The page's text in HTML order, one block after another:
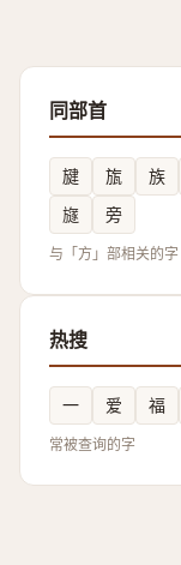
同部首
旔 旊 族
旞
旁
与「方」部相关的字
热搜
一 爱 福
常被查询的字